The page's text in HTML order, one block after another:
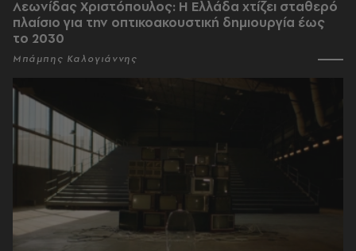
Λεωνίδας Χριστόπουλος: Η Ελλάδα χτίζει σταθερό
πλαίσιο για την οπτικοακουστική δημιουργία έως
το 2030
Μπάμπης Καλογιάννης